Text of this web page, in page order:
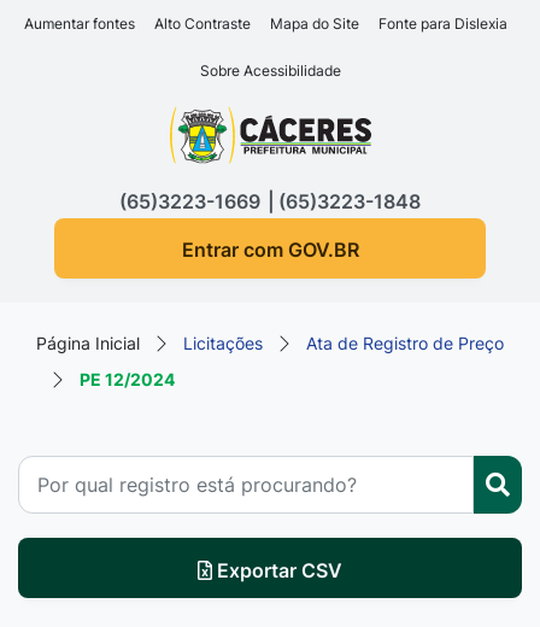
Seção de atalhos e links
Ir para o conteúdo [alt+1]
Ir para o rodapé [alt+4]
Aumentar fontes Alto Contraste Mapa do Site Fonte para Dislexia
Sobre Acessibilidade
Seção do menu principal
(65)3223-1669
(65)3223-1848
Entrar com GOV.BR
Página Inicial Licitações
Ata de Registro de Preço
PE 12/2024
Exportar CSV